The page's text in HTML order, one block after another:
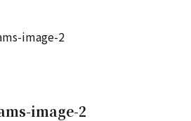
image-2
image-2